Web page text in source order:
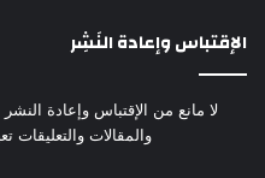
الإقتباس وإعادة النَشِر
لا مانع من الإقتباس وإعادة
والمقالات